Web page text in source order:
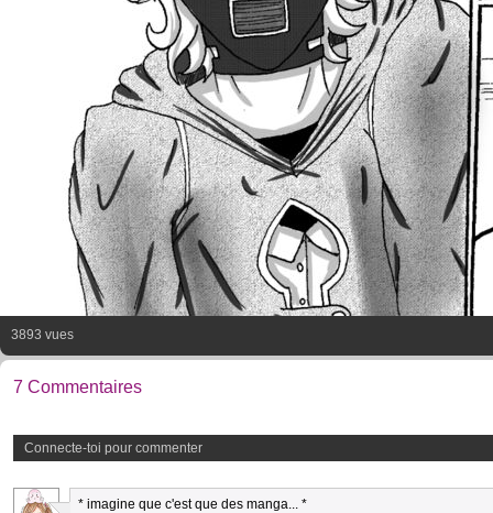
3893 vues
7 Commentaires
Connecte-toi pour commenter
* imagine que c'est que des manga... *